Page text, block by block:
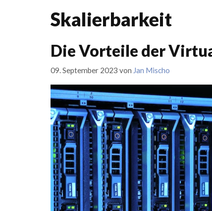
Skalierbarkeit
Die Vorteile der
09. September 2023 von Jan Mischo